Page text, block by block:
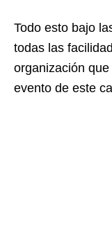
Todo esto bajo
todas las
organización
evento de este